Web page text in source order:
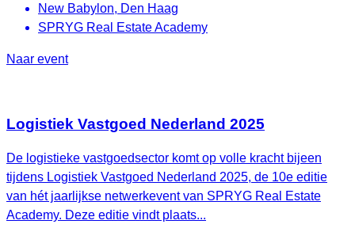
New Babylon, Den Haag
SPRYG Real Estate Academy
Naar event
Logistiek Vastgoed Nederland 2025
De logistieke vastgoedsector komt op volle kracht bijeen
tijdens Logistiek Vastgoed Nederland 2025, de 10e editie
van hét jaarlijkse netwerkevent van SPRYG Real Estate
Academy. Deze editie vindt plaats...